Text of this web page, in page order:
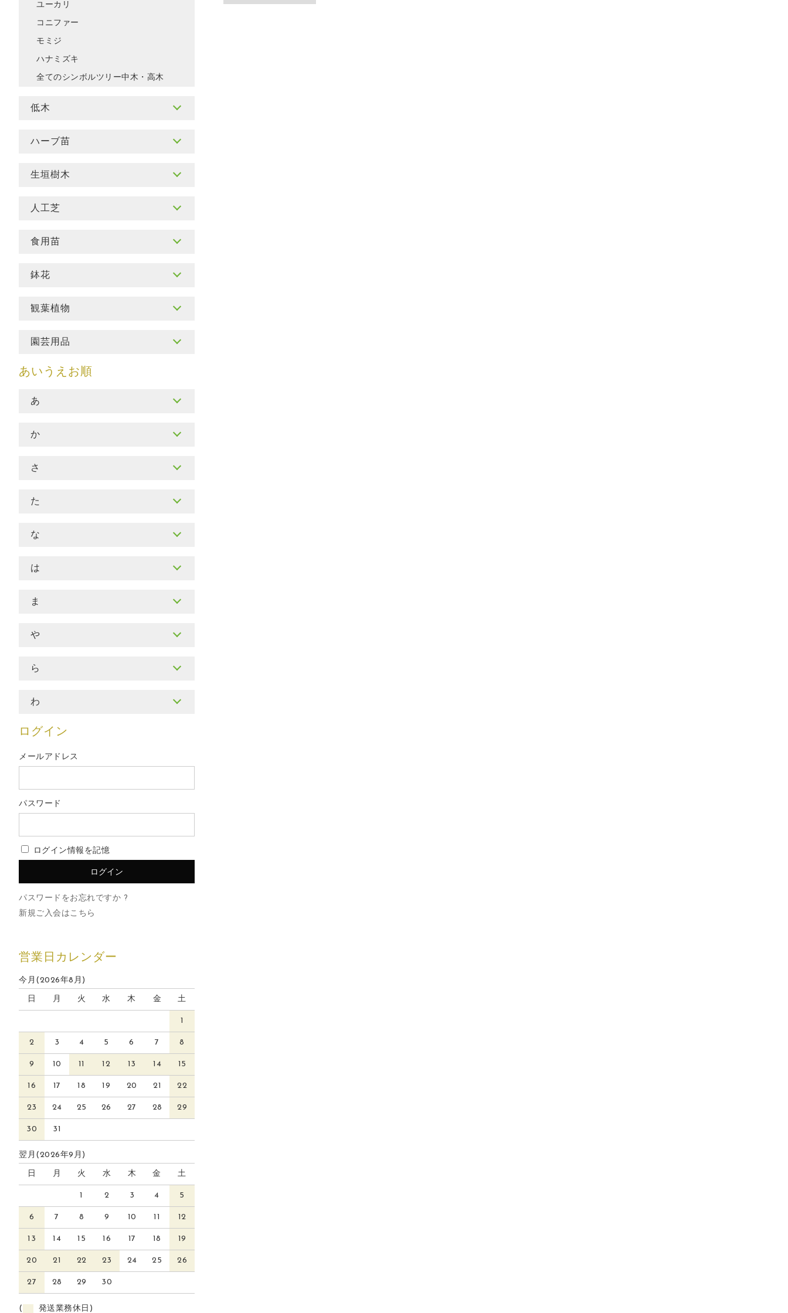
ユーカリ
コニファー
モミジ
ハナミズキ
全てのシンボルツリー中木・高木
低木
ハーブ苗
生垣樹木
人工芝
食用苗
鉢花
観葉植物
園芸用品
あ
か
さ
た
な
は
ま
や
ら
わ
ログイン
メールアドレス
パスワード
ログイン情報を記憶
パスワードをお忘れですか ?
新規ご入会はこちら
営業日カレンダー
今月(2026年8月)
日 月 火 水 木 金 土
1
2 3 4 5 6 7 8
9 10 11 12 13 14 15
16 17 18 19 20 21 22
23 24 25 26 27 28 29
30 31
翌月(2026年9月)
日 月 火 水 木 金 土
1 2 3 4 5
6 7 8 9 10 11 12
13 14 15 16 17 18 19
20 21 22 23 24 25 26
27 28 29 30
( 発送業務休日)